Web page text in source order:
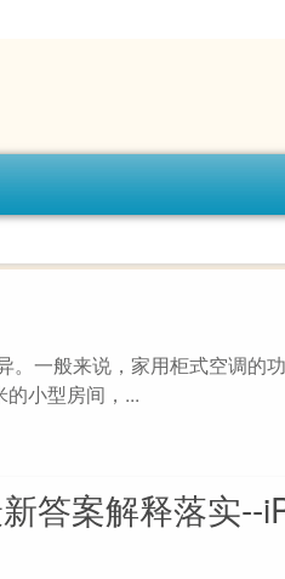
一般来说，家用柜式空调的
小型房间，...
答案解释落实--